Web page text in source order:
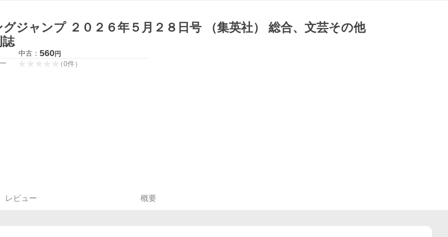
グジャンプ ２０２６年５月２８日号 （集英社） 総合、文芸その他
誌
中古： 560円
（0件）
レビュー 概要